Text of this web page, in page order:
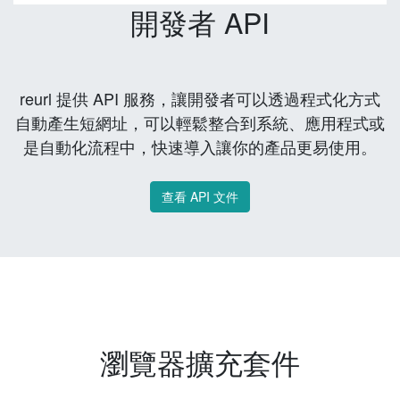
開發者 API
reurl 提供 API 服務，讓開發者可以透過程式化方式
自動產生短網址，可以輕鬆整合到系統、應用程式或
是自動化流程中，快速導入讓你的產品更易使用。
查看 API 文件
瀏覽器擴充套件